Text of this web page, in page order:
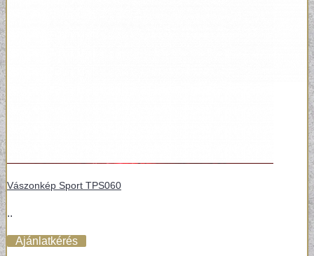
Vászonkép Sport TPS060
..
Ajánlatkérés